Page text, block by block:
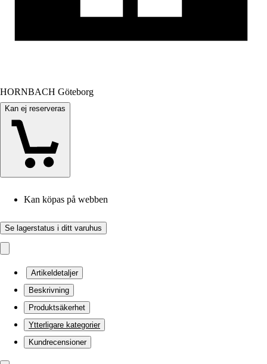
HORNBACH Göteborg
Kan ej reserveras
Kan köpas på webben
Se lagerstatus i ditt varuhus
Artikeldetaljer
Beskrivning
Produktsäkerhet
Ytterligare kategorier
Kundrecensioner